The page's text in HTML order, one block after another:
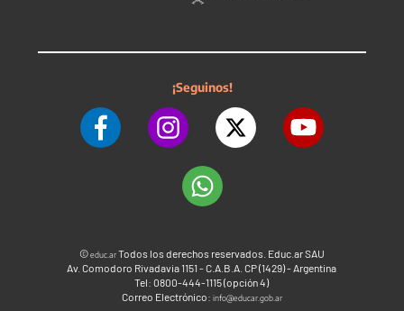
¡Seguinos!
©educ.arTodos los derechos reservados. Educ.ar SAU
Av. Comodoro Rivadavia 1151 - C.A.B.A. CP (1429) - Argentina
Tel: 0800-444-1115 (opción 4)
Correo Electrónico: info@educar.gob.ar